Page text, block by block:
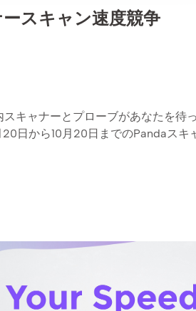
スキャン速度競争
キャナーとプローブがあなたを待
日から10月20日までのPandaスキ